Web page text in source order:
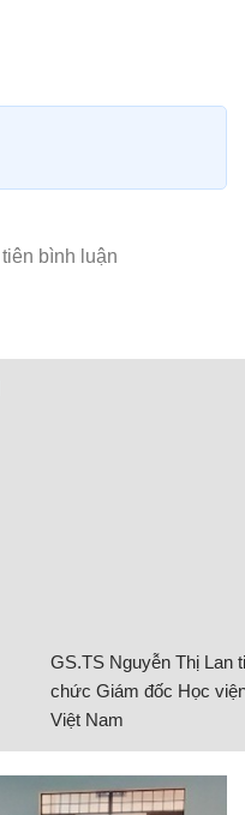
GS.TS Nguyễn Thị Lan
chức Giám đốc Học
Việt Nam